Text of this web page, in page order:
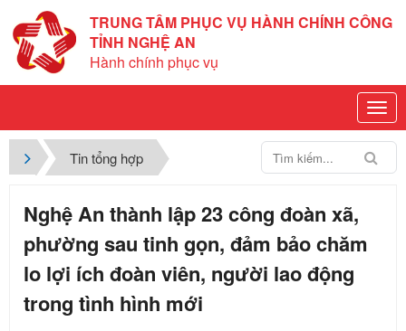
TRUNG TÂM PHỤC VỤ HÀNH CHÍNH CÔNG
TỈNH NGHỆ AN
Hành chính phục vụ
Tin tổng hợp
Nghệ An thành lập 23 công đoàn xã,
phường sau tinh gọn, đảm bảo chăm
lo lợi ích đoàn viên, người lao động
trong tình hình mới